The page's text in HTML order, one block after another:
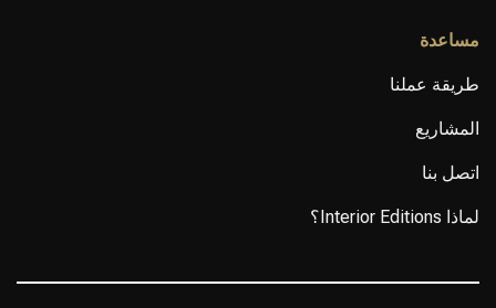
مساعدة
طريقة عملنا
المشاريع
اتصل بنا
لماذا Interior Editions؟